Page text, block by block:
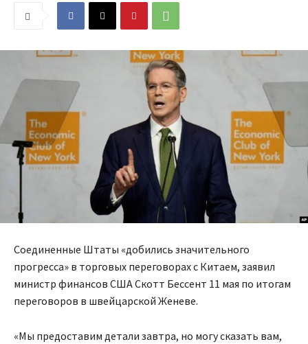
Соединенные Штаты «добились значительного
прогресса» в торговых переговорах с Китаем, заявил
министр финансов США Скотт Бессент 11 мая по итогам
переговоров в швейцарской Женеве.
«Мы предоставим детали завтра, но могу сказать вам,